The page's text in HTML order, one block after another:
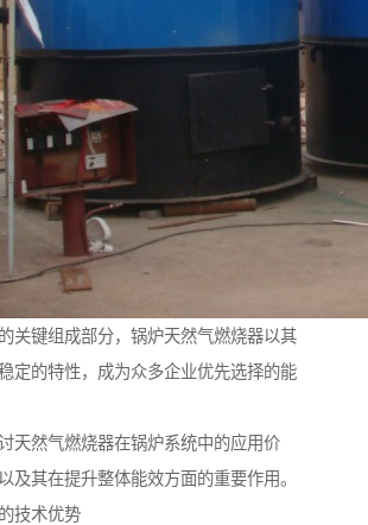
关键组成部分，锅炉天然气燃烧器以其
定的特性，成为众多企业优先选择的能
天然气燃烧器在锅炉系统中的应用价
及其在提升整体能效方面的重要作用。
技术优势